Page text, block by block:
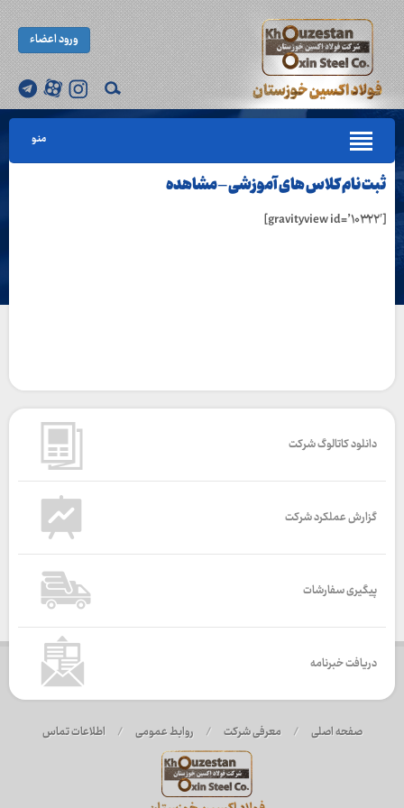
ورود اعضاء
منو
ثبت نام کلاس های آموزشی – مشاهده
[gravityview id=’۱۰۳۲۲′]
دانلود کاتالوگ شرکت
گزارش عملکرد شرکت
پیگیری سفارشات
دریافت خبرنامه
صفحه اصلی / معرفی شرکت / روابط عمومی / اطلاعات تماس